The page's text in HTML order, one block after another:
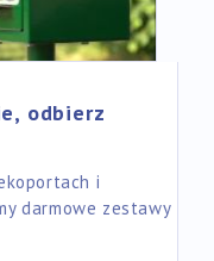
odbierz
i
darmowe zestawy